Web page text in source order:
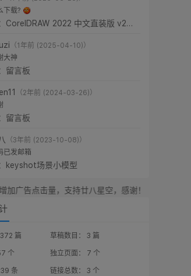
（1年前 (2025-05-23)）
原因，本站已经不提供cdr下载了。
（1年前 (2025-05-20)）
下载?
大神
（2年前 (2024-03-26)）
已发邮箱
，支持廿八星空，感谢！